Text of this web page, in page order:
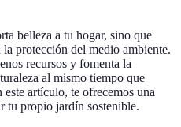
belleza a tu hogar, sino que
protección del medio ambiente.
recursos y fomenta la
al mismo tiempo que
artículo, te ofrecemos una
tu propio jardín sostenible.